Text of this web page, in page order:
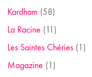
Kardham (58)
La Racine (11)
Les Saintes Chéries (1)
Magazine (1)